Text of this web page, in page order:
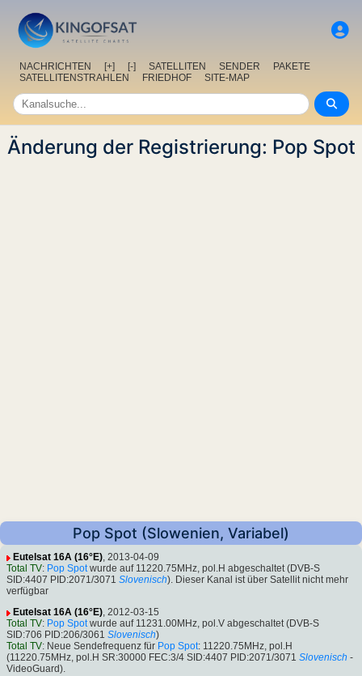
NACHRICHTEN [+] [-] SATELLITEN SENDER
PAKETE
SATELLITENSTRAHLEN
FRIEDHOF SITE-MAP
Änderung der Registrierung: Pop Spot
Pop Spot (Slowenien, Variabel)
Eutelsat 16A (16°E), 2013-04-09
Total TV: Pop Spotwurde auf 11220.75MHz, pol.H abgeschaltet (DVB-S
SID:4407 PID:2071/3071 Slovenisch). Dieser Kanal ist über Satellit nicht mehr
verfügbar
Eutelsat 16A (16°E), 2012-03-15
Total TV: Pop Spotwurde auf 11231.00MHz, pol.V abgeschaltet (DVB-S
SID:706 PID:206/3061 Slovenisch)
Total TV: Neue Sendefrequenz für Pop Spot: 11220.75MHz, pol.H
(11220.75MHz, pol.H SR:30000 FEC:3/4 SID:4407 PID:2071/3071 Slovenisch -
VideoGuard).